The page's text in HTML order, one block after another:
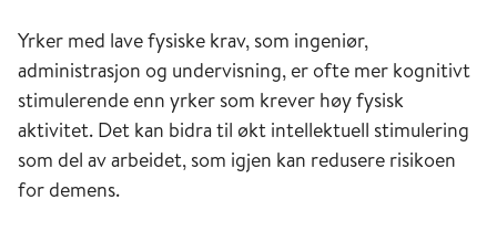
Yrker med lave fysiske krav, som ingeniør,
administrasjon og undervisning, er ofte mer kognitivt
stimulerende enn yrker som krever høy fysisk
aktivitet. Det kan bidra til økt intellektuell stimulering
som del av arbeidet, som igjen kan redusere risikoen
for demens.